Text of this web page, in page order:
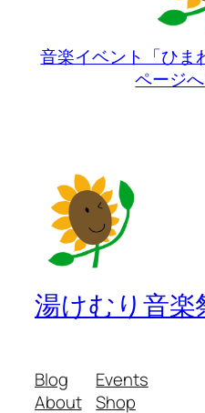
音楽イベント「ひま
ページ
湯けむり音楽
Blog
About
Events
Shop